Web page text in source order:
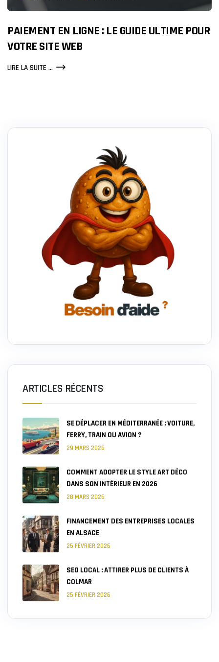
PAIEMENT EN LIGNE : LE GUIDE ULTIME POUR
VOTRE SITE WEB
LIRE LA SUITE ...PAIEMENT
ARTICLES RÉCENTS
SE DÉPLACER EN MÉDITERRANÉE : VOITURE,
FERRY, TRAIN OU AVION ?
29 MARS 2026
COMMENT ADOPTER LE STYLE ART DÉCO
DANS SON INTÉRIEUR EN 2026
28 MARS 2026
FINANCEMENT DES ENTREPRISES LOCALES
EN ALSACE
25 FÉVRIER 2026
SEO LOCAL : ATTIRER PLUS DE CLIENTS À
COLMAR
25 FÉVRIER 2026